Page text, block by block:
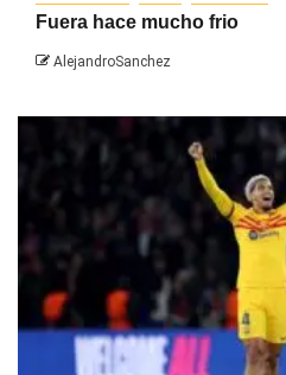
Fuera hace mucho frio
AlejandroSanchez